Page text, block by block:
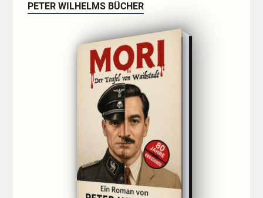
PETER WILHELMS BÜCHER